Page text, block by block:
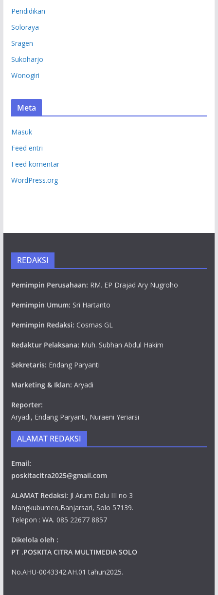
Pendidikan
Soloraya
Sragen
Sukoharjo
Wonogiri
Meta
Masuk
Feed entri
Feed komentar
WordPress.org
REDAKSI
Pemimpin Perusahaan: RM. EP Drajad Ary Nugroho
Pemimpin Umum: Sri Hartanto
Pemimpin Redaksi: Cosmas GL
Redaktur Pelaksana: Muh. Subhan Abdul Hakim
Sekretaris: Endang Paryanti
Marketing & Iklan: Aryadi
Reporter:
Aryadi, Endang Paryanti, Nuraeni Yeriarsi
ALAMAT REDAKSI
Email:
poskitacitra2025@gmail.com
ALAMAT Redaksi: Jl Arum Dalu III no 3
Mangkubumen,Banjarsari, Solo 57139.
Telepon : WA. 085 22677 8857
Dikelola oleh :
PT .POSKITA CITRA MULTIMEDIA SOLO
No.AHU-0043342.AH.01 tahun2025.